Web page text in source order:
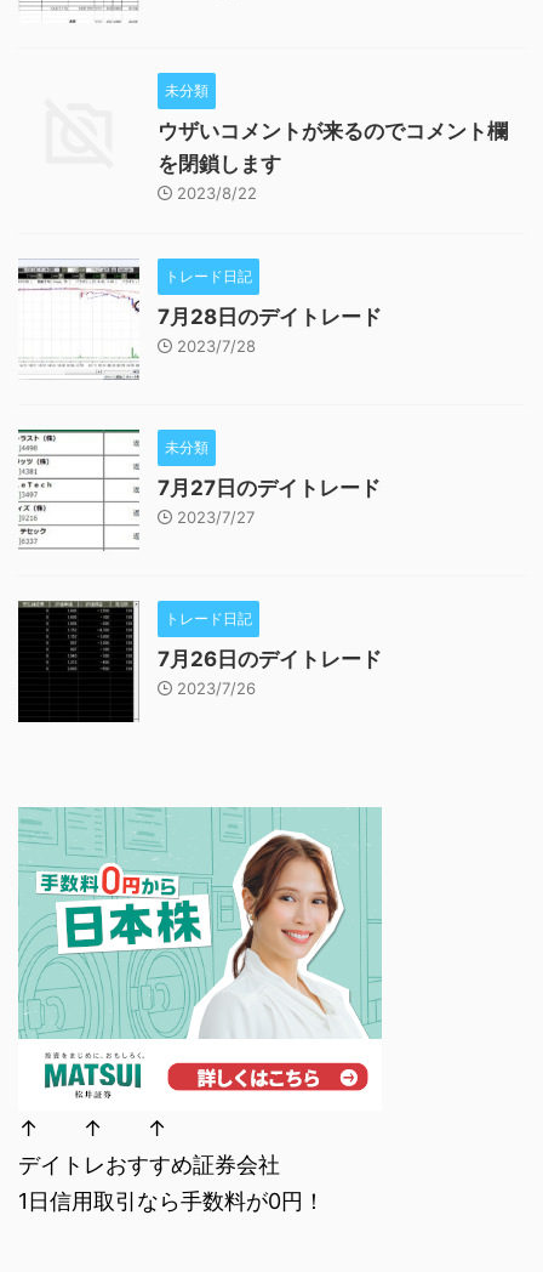
未分類
ウザいコメントが来るのでコメント欄
を閉鎖します
2023/8/22
トレード日記
7月28日のデイトレード
2023/7/28
未分類
7月27日のデイトレード
2023/7/27
トレード日記
7月26日のデイトレード
2023/7/26
↑ ↑ ↑
デイトレおすすめ証券会社
1日信用取引なら手数料が0円！